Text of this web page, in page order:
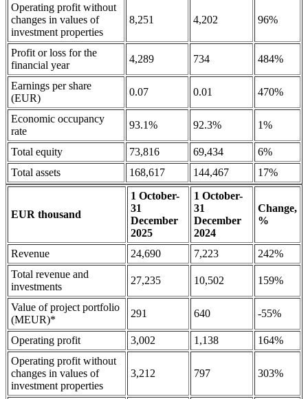
Operating profit without
changes in values of
investment properties
8,251 4,202 96%
Profit or loss for the
financial year
4,289 734 484%
Earnings per share
(EUR)
0.07 0.01 470%
Economic occupancy
rate
93.1% 92.3% 1%
Total equity 73,816 69,434
6%
Total assets
168,617 144,467 17%
EUR thousand
1 October-
31
December
2025
1 October-
31
December
2024
Change,
%
Revenue 24,690 7,223
242%
Total revenue and
investments
27,235 10,502 159%
Value of project portfolio
(MEUR)*
291 640 -55%
Operating profit 3,002 1,138
164%
Operating profit without
changes in values of
investment properties
3,212 797 303%